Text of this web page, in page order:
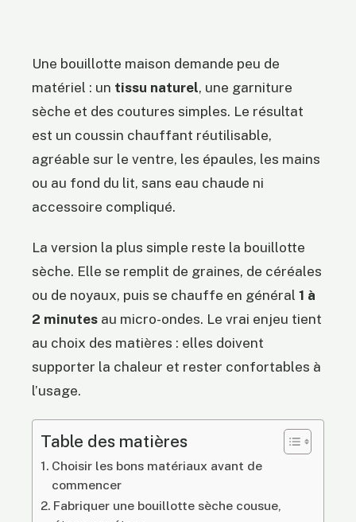
Une bouillotte maison demande peu de
matériel : un tissu naturel, une garniture
sèche et des coutures simples. Le résultat
est un coussin chauffant réutilisable,
agréable sur le ventre, les épaules, les mains
ou au fond du lit, sans eau chaude ni
accessoire compliqué.
La version la plus simple reste la bouillotte
sèche. Elle se remplit de graines, de céréales
ou de noyaux, puis se chauffe en général 1 à
2 minutes au micro-ondes. Le vrai enjeu tient
au choix des matières : elles doivent
supporter la chaleur et rester confortables à
l’usage.
Table des matières
Choisir les bons matériaux avant de
commencer
Fabriquer une bouillotte sèche cousue,